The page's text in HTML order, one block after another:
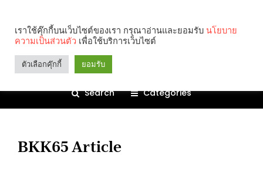
Search Categories
BKK65 Article
เราใช้คุ๊กกี้บนเว็บไซต์ของเรา กรุณาอ่านและยอมรับ นโยบาย
ความเป็นส่วนตัว เพื่อใช้บริการเว็บไซต์
ตัวเลือกคุ๊กกี้ ยอมรับ